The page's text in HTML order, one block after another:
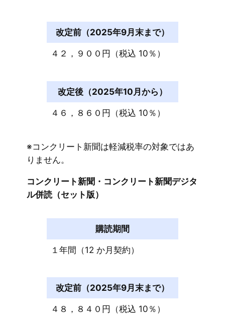
改定前（2025年9月末まで）
４２，９００円（税込 10％）
改定後（2025年10月から）
４６，８６０円（税込 10％）
※コンクリート新聞は軽減税率の対象ではあ
りません。
コンクリート新聞・コンクリート新聞デジタ
ル併読（セット版）
購読期間
１年間（12 か月契約）
改定前（2025年9月末まで）
４８，８４０円（税込 10％）